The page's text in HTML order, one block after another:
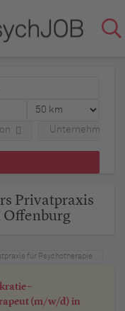
Unternehmen
Privatpraxis
Offenburg
für Psychotherapie
–
(m/w/d) in